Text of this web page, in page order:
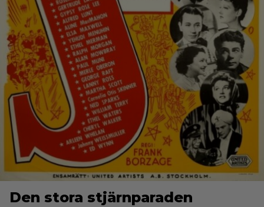
Den stora stjärnparaden